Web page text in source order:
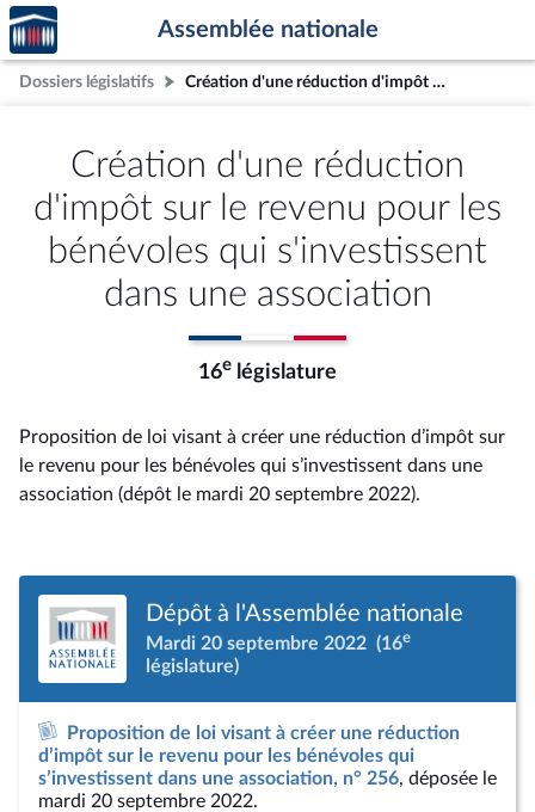
Aller au contenu
Aller en bas de la page
Accèder
à la
page
d'accueil
Assemblée nationale
Dossiers législatifs Création d'une réduction d'impôt sur le revenu pour les bénévoles qui s'investissent dans une association
Création d'une réduction
d'impôt sur le revenu pour les
bénévoles qui s'investissent
dans une association
16e législature
Proposition de loi visant à créer une réduction d’impôt sur
le revenu pour les bénévoles qui s’investissent dans une
association (dépôt le mardi 20 septembre 2022).
Dépôt à l'Assemblée nationale
Mardi 20 septembre 2022 (16e
législature)
Proposition de loi visant à créer une réduction
d’impôt sur le revenu pour les bénévoles qui
s’investissent dans une association, n° 256, déposée le
mardi 20 septembre 2022.